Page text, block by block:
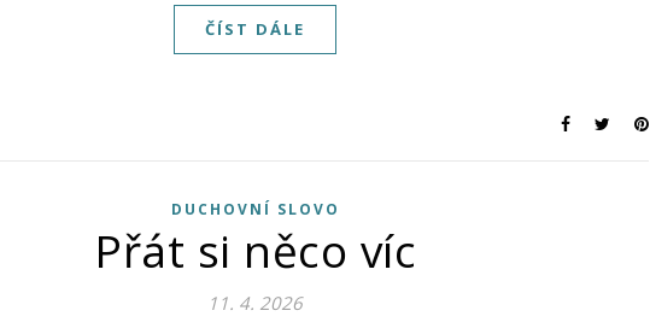
ČÍST DÁLE
DUCHOVNÍ SLOVO
Přát si něco víc
11. 4. 2026